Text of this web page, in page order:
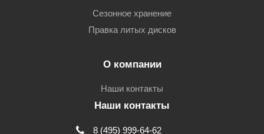
Сезонное хранение
Правка литых дисков
О компании
Наши контакты
Наши контакты
8 (495) 999-64-62